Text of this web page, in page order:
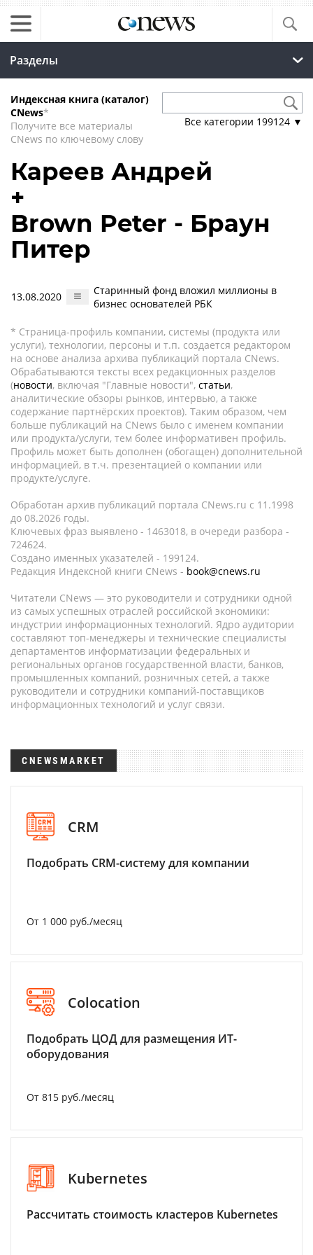
Разделы
Индексная книга (каталог)
CNews*
Получите все материалы
CNews по ключевому слову
Все категории 199124 ▼
Кареев Андрей
+
Brown Peter - Браун
Питер
13.08.2020
Старинный фонд вложил миллионы в
бизнес основателей РБК
* Страница-профиль компании, системы (продукта или
услуги), технологии, персоны и т.п. создается редактором
на основе анализа архива публикаций портала CNews.
Обрабатываются тексты всех редакционных разделов
(новости, включая "Главные новости", статьи,
аналитические обзоры рынков, интервью, а также
содержание партнёрских проектов). Таким образом, чем
больше публикаций на CNews было с именем компании
или продукта/услуги, тем более информативен профиль.
Профиль может быть дополнен (обогащен) дополнительной
информацией, в т.ч. презентацией о компании или
продукте/услуге.
Обработан архив публикаций портала CNews.ru c 11.1998
до 08.2026 годы.
Ключевых фраз выявлено - 1463018, в очереди разбора -
724624.
Создано именных указателей - 199124.
Редакция Индексной книги CNews - book@cnews.ru
Читатели CNews — это руководители и сотрудники одной
из самых успешных отраслей российской экономики:
индустрии информационных технологий. Ядро аудитории
составляют топ-менеджеры и технические специалисты
департаментов информатизации федеральных и
региональных органов государственной власти, банков,
промышленных компаний, розничных сетей, а также
руководители и сотрудники компаний-поставщиков
информационных технологий и услуг связи.
CNEWSMARKET
CRM
Подобрать CRM-систему для компании
От 1 000 руб./месяц
Colocation
Подобрать ЦОД для размещения ИТ-
оборудования
От 815 руб./месяц
Kubernetes
Рассчитать стоимость кластеров Kubernetes